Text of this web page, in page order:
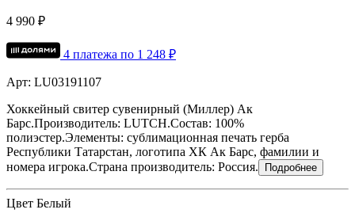
4 990 ₽
4 платежа по 1 248 ₽
Арт: LU03191107
Хоккейный свитер сувенирный (Миллер) Ак
Барс.Производитель: LUTCH.Состав: 100%
полиэстер.Элементы: сублимационная печать герба
Республики Татарстан, логотипа ХК Ак Барс, фамилии и
номера игрока.Страна производитель: Россия. Подробнее
Цвет Белый